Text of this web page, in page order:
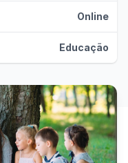
Online
Educação